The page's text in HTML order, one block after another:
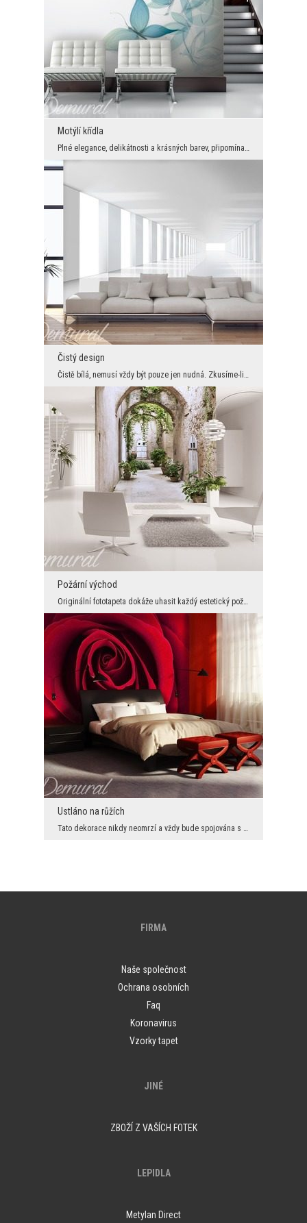
Motýlí křídla
Čistý design
Požární východ
Ustláno na růžích
FIRMA
Naše společnost
Ochrana osobních
Faq
Koronavirus
Vzorky tapet
JINÉ
ZBOŽÍ Z VAŠÍCH FOTEK
LEPIDLA
Metylan Direct